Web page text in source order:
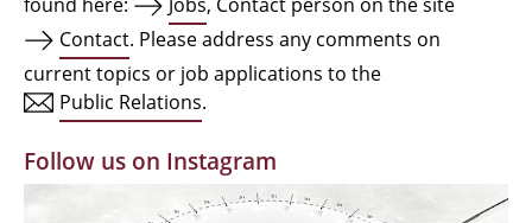
Facilities
Alumni | cloud club
Contact. Please address any comments on
current topics or job applications to the
Public Relations.
Follow us on Instagram